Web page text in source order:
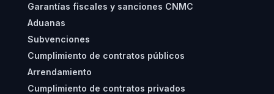
Garantías fiscales y sanciones CNMC
Aduanas
Subvenciones
Cumplimiento de contratos públicos
Arrendamiento
Cumplimiento de contratos privados